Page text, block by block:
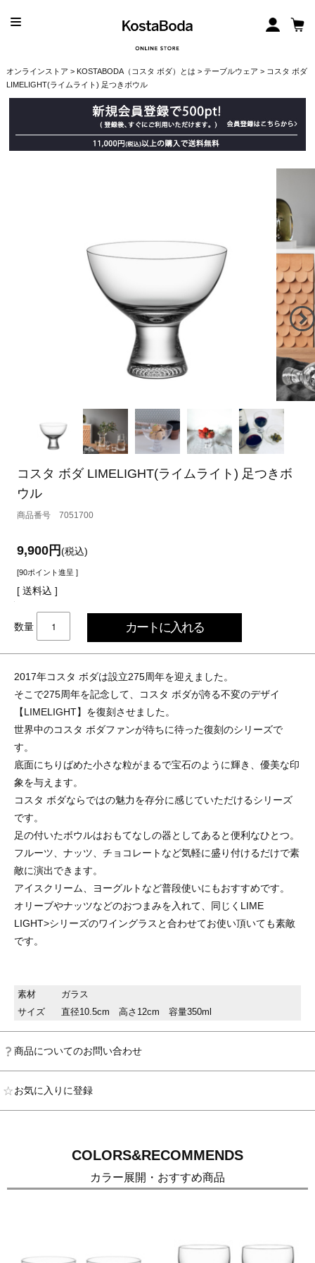
オンラインストア > KOSTABODA（コスタ ボダ）とは > テーブルウェア > コスタ ボダ
LIMELIGHT(ライムライト) 足つきボウル
コスタ ボダ LIMELIGHT(ライムライト) 足つきボ
ウル
7051700
9,900円(税込)
[90ポイント進呈 ]
[ 送料込 ]
数量
2017年コスタ ボダは設立275周年を迎えました。
そこで275周年を記念して、コスタ ボダが誇る不変のデザイ
【LIMELIGHT】を復刻させました。
世界中のコスタ ボダファンが待ちに待った復刻のシリーズで
す。
底面にちりばめた小さな粒がまるで宝石のように輝き、優美な印
象を与えます。
コスタ ボダならではの魅力を存分に感じていただけるシリーズ
です。
足の付いたボウルはおもてなしの器としてあると便利なひとつ。
フルーツ、ナッツ、チョコレートなど気軽に盛り付けるだけで素
敵に演出できます。
アイスクリーム、ヨーグルトなど普段使いにもおすすめです。
オリーブやナッツなどのおつまみを入れて、同じくLIME
LIGHT>シリーズのワイングラスと合わせてお使い頂いても素敵
です。
素材
ガラス
サイズ
直径10.5cm 高さ12cm 容量350ml
商品についてのお問い合わせ
お気に入りに登録
COLORS&RECOMMENDS
カラー展開・おすすめ商品